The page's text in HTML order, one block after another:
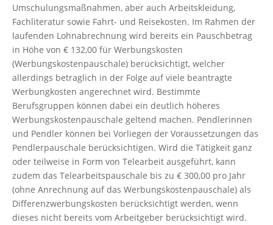
Umschulungsmaßnahmen, aber auch Arbeitskleidung,
Fachliteratur sowie Fahrt- und Reisekosten. Im Rahmen der
laufenden Lohnabrechnung wird bereits ein Pauschbetrag
in Höhe von € 132,00 für Werbungskosten
(Werbungskostenpauschale) berücksichtigt, welcher
allerdings betraglich in der Folge auf viele beantragte
Werbungkosten angerechnet wird. Bestimmte
Berufsgruppen können dabei ein deutlich höheres
Werbungskostenpauschale geltend machen. Pendlerinnen
und Pendler können bei Vorliegen der Voraussetzungen das
Pendlerpauschale berücksichtigen. Wird die Tätigkeit ganz
oder teilweise in Form von Telearbeit ausgeführt, kann
zudem das Telearbeitspauschale bis zu € 300,00 pro Jahr
(ohne Anrechnung auf das Werbungskostenpauschale) als
Differenzwerbungskosten berücksichtigt werden, wenn
dieses nicht bereits vom Arbeitgeber berücksichtigt wird.